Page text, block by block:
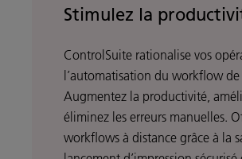
Stimulez la
ControlSuite rationalise vos
l’automatisation du workflow
Augmentez la productivité,
éliminez les erreurs manuelles.
workflows à distance grâce à la